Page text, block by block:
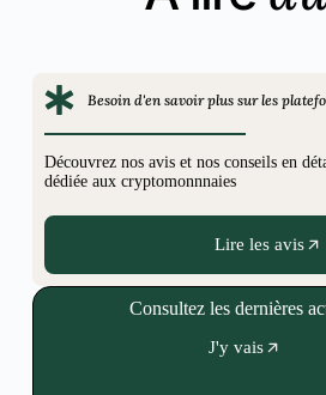
Besoin d'en savoir plus sur les
Découvrez nos avis et nos conseils en
dédiée aux cryptomonnnaies
Lire les avis
Consultez les dernières
J'y vais